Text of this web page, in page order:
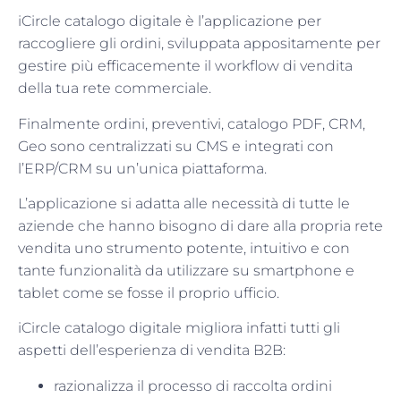
iCircle catalogo digitale è l’applicazione per
raccogliere gli ordini, sviluppata appositamente per
gestire più efficacemente il workflow di vendita
della tua rete commerciale.
Finalmente ordini, preventivi, catalogo PDF, CRM,
Geo sono centralizzati su CMS e integrati con
l’ERP/CRM su un’unica piattaforma.
L’applicazione si adatta alle necessità di tutte le
aziende che hanno bisogno di dare alla propria rete
vendita uno strumento potente, intuitivo e con
tante funzionalità da utilizzare su smartphone e
tablet come se fosse il proprio ufficio.
iCircle catalogo digitale migliora infatti tutti gli
aspetti dell’esperienza di vendita B2B:
razionalizza il processo di raccolta ordini